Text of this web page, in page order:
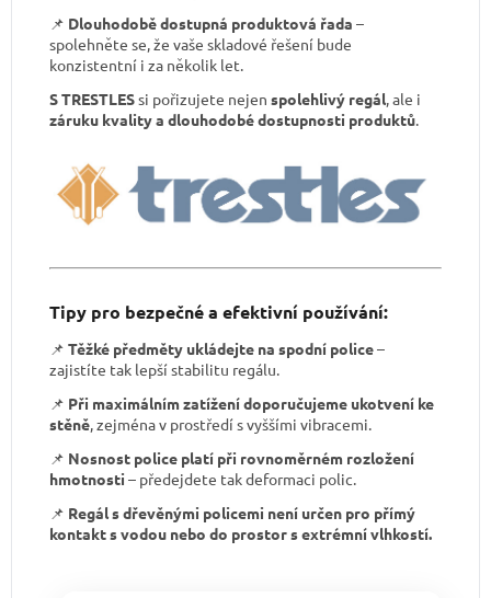
📌 Dlouhodobě dostupná produktová řada –
spolehněte se, že vaše skladové řešení bude
konzistentní i za několik let.
S TRESTLESsi pořizujete nejen spolehlivý regál, ale i
záruku kvality a dlouhodobé dostupnosti produktů.
Tipy pro bezpečné a efektivní používání:
📌 Těžké předměty ukládejte na spodní police–
zajistíte tak lepší stabilitu regálu.
📌 Při maximálním zatížení doporučujeme ukotvení ke
stěně, zejména v prostředí s vyššími vibracemi.
📌 Nosnost police platí při rovnoměrném rozložení
hmotnosti – předejdete tak deformaci polic.
📌 Regál s dřevěnými policemi není určen pro přímý
kontakt s vodou nebo do prostor s extrémní vlhkostí.